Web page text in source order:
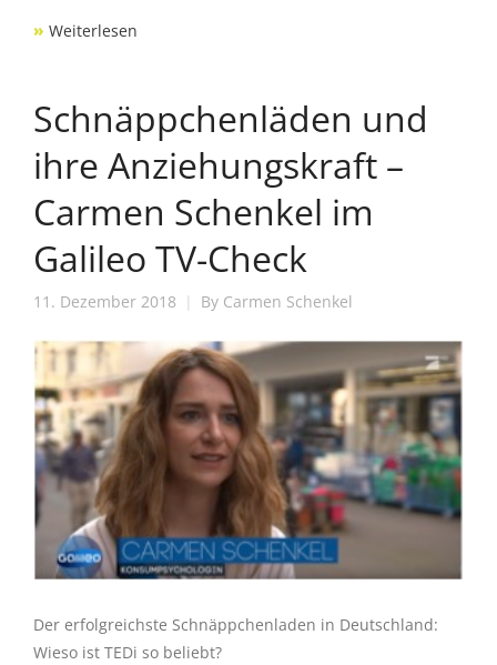
» Weiterlesen
Schnäppchenläden und
ihre Anziehungskraft –
Carmen Schenkel im
Galileo TV-Check
11. Dezember 2018 By Carmen Schenkel
Der erfolgreichste Schnäppchenladen in Deutschland:
Wieso ist TEDi so beliebt?